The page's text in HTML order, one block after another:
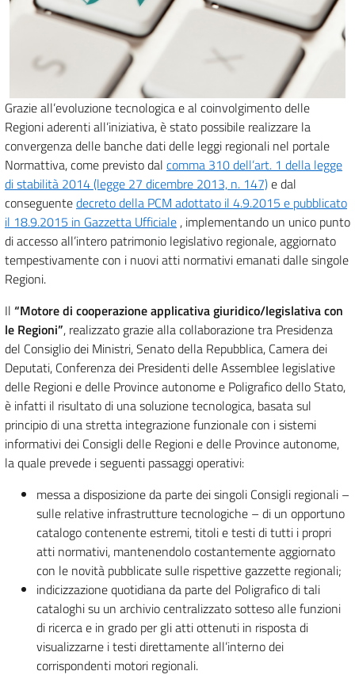
Grazie all’evoluzione tecnologica e al coinvolgimento delle
Regioni aderenti all’iniziativa, è stato possibile realizzare la
convergenza delle banche dati delle leggi regionali nel portale
Normattiva, come previsto dal comma 310 dell’art. 1 della legge
di stabilità 2014 (legge 27 dicembre 2013, n. 147)e dal
conseguentedecreto della PCM adottato il 4.9.2015 e pubblicato
il 18.9.2015 in Gazzetta Ufficiale , implementando un unico punto
di accesso all’intero patrimonio legislativo regionale, aggiornato
tempestivamente con i nuovi atti normativi emanati dalle singole
Regioni.
Il “Motore di cooperazione applicativa giuridico/legislativa con
le Regioni”, realizzato grazie alla collaborazione tra Presidenza
del Consiglio dei Ministri, Senato della Repubblica, Camera dei
Deputati, Conferenza dei Presidenti delle Assemblee legislative
delle Regioni e delle Province autonome e Poligrafico dello Stato,
è infatti il risultato di una soluzione tecnologica, basata sul
principio di una stretta integrazione funzionale con i sistemi
informativi dei Consigli delle Regioni e delle Province autonome,
la quale prevede i seguenti passaggi operativi:
messa a disposizione da parte dei singoli Consigli regionali –
sulle relative infrastrutture tecnologiche – di un opportuno
catalogo contenente estremi, titoli e testi di tutti i propri
atti normativi, mantenendolo costantemente aggiornato
con le novità pubblicate sulle rispettive gazzette regionali;
indicizzazione quotidiana da parte del Poligrafico di tali
cataloghi su un archivio centralizzato sotteso alle funzioni
di ricerca e in grado per gli atti ottenuti in risposta di
visualizzarne i testi direttamente all’interno dei
corrispondenti motori regionali.